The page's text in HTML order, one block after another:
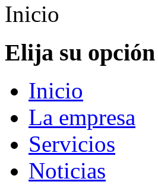
Inicio
Elija su opción
Inicio
La empresa
Servicios
Noticias